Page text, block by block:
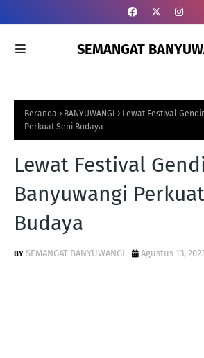
SEMANGAT
Beranda BANYUWANGI
Lewat Festival
Perkuat Seni Budaya
Lewat Festival
Banyuwangi
Budaya
SEMANGAT BANYUWANGI Agustus 13,